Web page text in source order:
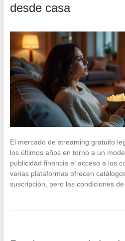
desde casa
El mercado de streaming gratuito
los últimos años en torno a un
publicidad financia el acceso a los
varias plataformas ofrecen
suscripción, pero las condiciones